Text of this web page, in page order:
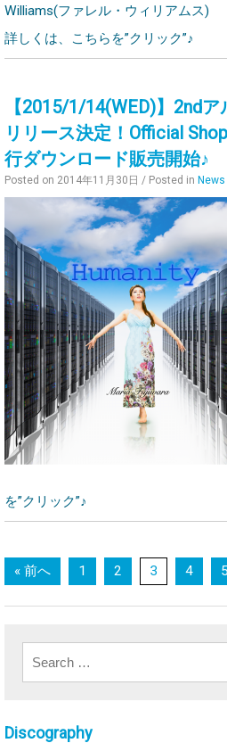
Williams(ファレル・ウィリアムス)
詳しくは、こちらを”クリック”♪
【2015/1/14(WED)】2ndア
リリース決定！Official
行ダウンロード販売開始♪
Posted on 2014年11月30日 / Posted in News
を”クリック”♪
Posts navigation
« 前へ 1 2 3 4 5
Discography